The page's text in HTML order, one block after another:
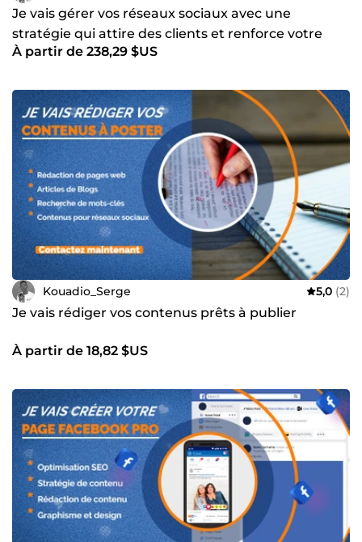
Je vais gérer vos réseaux sociaux avec une
stratégie qui attire des clients et renforce votre
image
À partir de 238,29 $US
Kouadio_Serge 5,0 (2)
Je vais rédiger vos contenus prêts à publier
À partir de 18,82 $US